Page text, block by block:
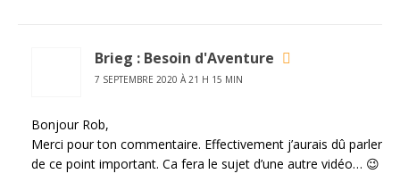
Brieg : Besoin d'Aventure
7 SEPTEMBRE 2020 À 21 H 15 MIN
Bonjour Rob,
Merci pour ton commentaire. Effectivement j’aurais dû parler
de ce point important. Ca fera le sujet d’une autre vidéo… 😉